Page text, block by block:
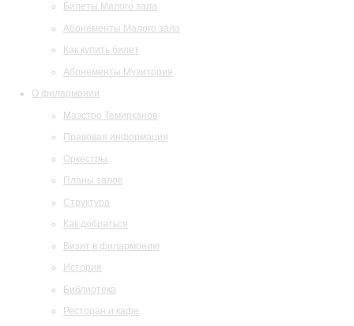
Билеты Малого зала
Абонементы Малого зала
Как купить билет
Абонементы Музитория
О филармонии
Маэстро Темирканов
Правовая информация
Оркестры
Планы залов
Структура
Как добраться
Визит в филармонию
История
Библиотека
Ресторан и кафе